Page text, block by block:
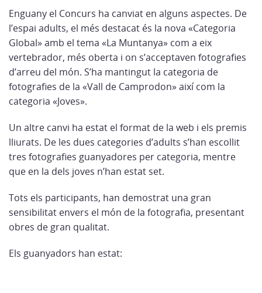
Enguany el Concurs ha canviat en alguns aspectes. De
l’espai adults, el més destacat és la nova «Categoria
Global» amb el tema «La Muntanya» com a eix
vertebrador, més oberta i on s’acceptaven fotografies
d’arreu del món. S’ha mantingut la categoria de
fotografies de la «Vall de Camprodon» així com la
categoria «Joves».
Un altre canvi ha estat el format de la web i els premis
lliurats. De les dues categories d’adults s’han escollit
tres fotografies guanyadores per categoria, mentre
que en la dels joves n’han estat set.
Tots els participants, han demostrat una gran
sensibilitat envers el món de la fotografia, presentant
obres de gran qualitat.
Els guanyadors han estat: